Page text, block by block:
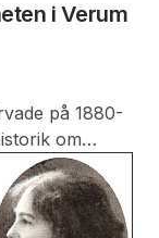
i Verum
på 1880-
om
socken får
fromheten
bränneri och